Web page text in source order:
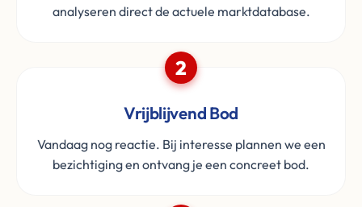
analyseren direct de actuele marktdatabase.
2
Vrijblijvend Bod
Vandaag nog reactie. Bij interesse plannen we een
bezichtiging en ontvang je een concreet bod.